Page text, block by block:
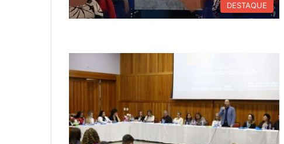
DESTAQUE